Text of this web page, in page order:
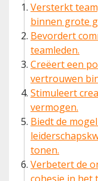
Versterkt
binnen grote
Bevordert
teamleden.
Creëert een
vertrouwen
Stimuleert
vermogen.
Biedt de
tonen.
Verbetert de